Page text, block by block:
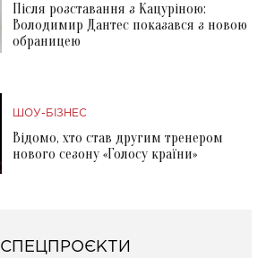
Після розставання з Кацуріною:
Володимир Дантес показався з новою
обраницею
ШОУ-БІЗНЕС
Відомо, хто став другим тренером
нового сезону «Голосу країни»
СПЕЦПРОЄКТИ